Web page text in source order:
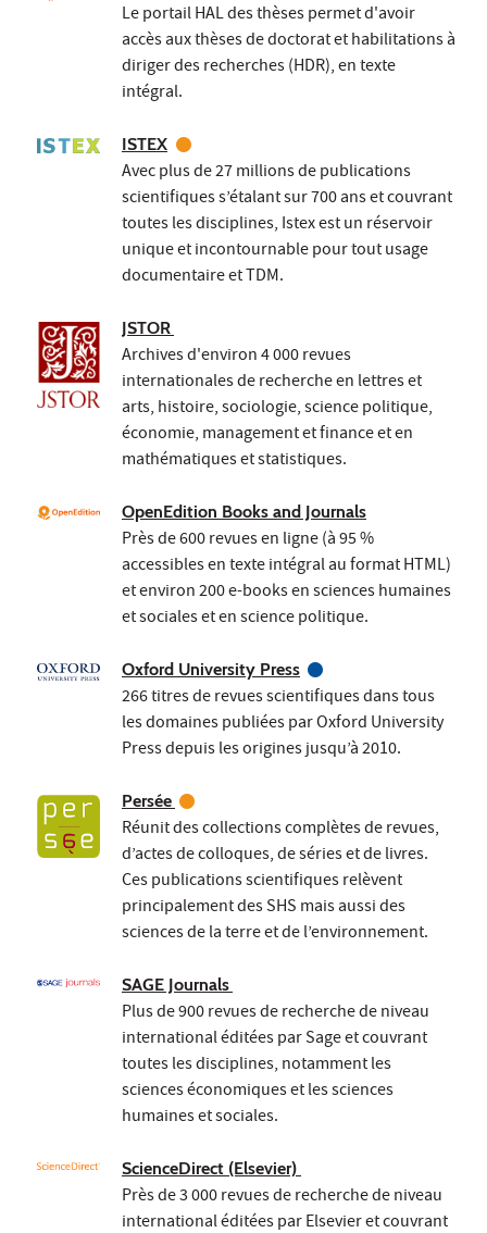
Le portail HAL des thèses permet d'avoir
accès aux thèses de doctorat et habilitations à
diriger des recherches (HDR), en texte
intégral.
ISTEX
Avec plus de 27 millions de publications
scientifiques s’étalant sur 700 ans et couvrant
toutes les disciplines, Istex est un réservoir
unique et incontournable pour tout usage
documentaire et TDM.
JSTOR
Archives d'environ 4 000 revues
internationales de recherche en lettres et
arts, histoire, sociologie, science politique,
économie, management et finance et en
mathématiques et statistiques.
OpenEdition Books and Journals
Près de 600 revues en ligne (à 95 %
accessibles​ en texte intégral au format HTML)
et environ 200 e-books en sciences humaines
et sociales et en science politique.
Oxford University Press
266 titres de revues scientifiques dans tous
les domaines publiées par Oxford University
Press depuis les origines jusqu’à 2010.
Persée
Réunit des collections complètes de revues,
d’actes de colloques, de séries et de livres.
Ces publications scientifiques relèvent
principalement des SHS mais aussi des
sciences de la terre et de l’environnement.
SAGE Journals
Plus de 900 revues de recherche de niveau
international éditées par Sage et couvrant
toutes les disciplines, notamment les
sciences économiques et les sciences
humaines et sociales.
ScienceDirect (Elsevier)
Près de 3 000 revues de recherche de niveau
international éditées par Elsevier et couvrant